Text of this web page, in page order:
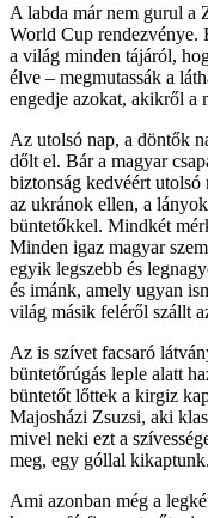
A labda már nem gurul a
World Cup rendezvénye.
a világ minden tájáról,
élve – megmutassák a
engedje azokat, akikről a
Az utolsó nap, a döntők
dőlt el. Bár a magyar
biztonság kedvéért
az ukránok ellen, a
büntetőkkel. Mindkét
Minden igaz magyar
egyik legszebb és
és imánk, amely ugyan
világ másik feléről szállt
Az is szívet facsaró
büntetőrúgás leple alatt
büntetőt lőttek a kirgiz
Majosházi Zsuzsi, aki
mivel neki ezt a
meg, egy góllal kikaptunk.
Ami azonban még a